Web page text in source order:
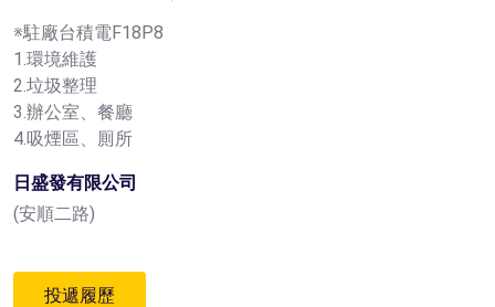
※駐廠台積電F18P8
1.環境維護
2.垃圾整理
3.辦公室、餐廳
4.吸煙區、厠所
日盛發有限公司
(安順二路)
投遞履歷